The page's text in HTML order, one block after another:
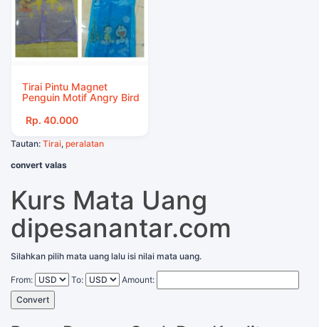
Tirai Pintu Magnet
Penguin Motif Angry Bird
Rp. 40.000
Tautan: Tirai, peralatan
convert valas
Kurs Mata Uang
dipesanantar.com
Silahkan pilih mata uang lalu isi nilai mata uang.
From: To:
Amount:
Convert